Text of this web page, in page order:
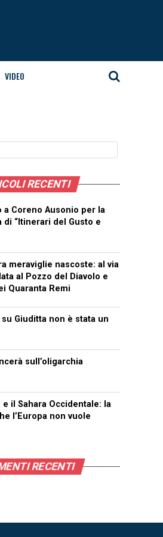
VIDEO
RECENTI
a Coreno Ausonio per la
di “Itinerari del Gusto e
meraviglie nascoste: al via
al Pozzo del Diavolo e
Quaranta Remi
Giuditta non è stata un
sull’oligarchia
e il Sahara Occidentale: la
l’Europa non vuole
RECENTI